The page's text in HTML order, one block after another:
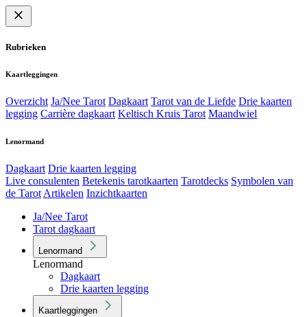
Rubrieken
Kaartleggingen
Overzicht Ja/Nee Tarot Dagkaart Tarot van de Liefde Drie kaarten
legging Carrière dagkaart Keltisch Kruis Tarot Maandwiel
Lenormand
Dagkaart Drie kaarten legging
Live consulenten Betekenis tarotkaarten Tarotdecks Symbolen van
de Tarot Artikelen Inzichtkaarten
Ja/Nee Tarot
Tarot dagkaart
Lenormand
Lenormand
Dagkaart
Drie kaarten legging
Kaartleggingen